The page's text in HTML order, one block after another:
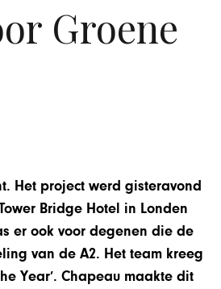
Groene
Het project werd gisteravond
Bridge Hotel in Londen
er ook voor degenen die de
van de A2. Het team kreeg
Year’. Chapeau maakte dit